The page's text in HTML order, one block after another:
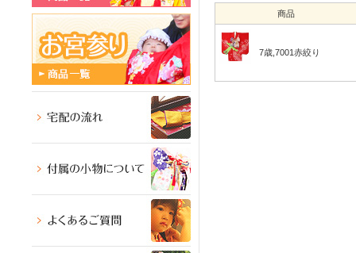
商品
7歳,7001赤絞り